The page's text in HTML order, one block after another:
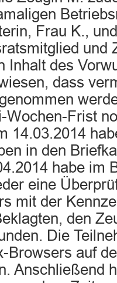
Frau K.,
und
Inhalt des
dass
Wochen-Frist
14.03.2014
in den
habe im
eine
mit der
den
Die
Browsers auf
Anschließend